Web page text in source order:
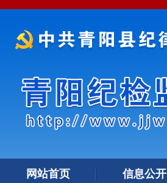
网站首页 信息公开